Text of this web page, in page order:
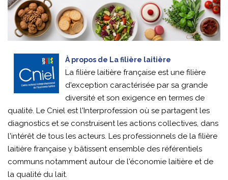
À propos de La filière laitière
La filière laitière française est une filière
d'exception caractérisée par sa grande
diversité et son exigence en termes de
qualité. Le Cniel est l'Interprofession où se partagent les
diagnostics et se construisent les actions collectives, dans
l'intérêt de tous les acteurs. Les professionnels de la filière
laitière française y bâtissent ensemble des référentiels
communs notamment autour de l'économie laitière et de
la qualité du lait.